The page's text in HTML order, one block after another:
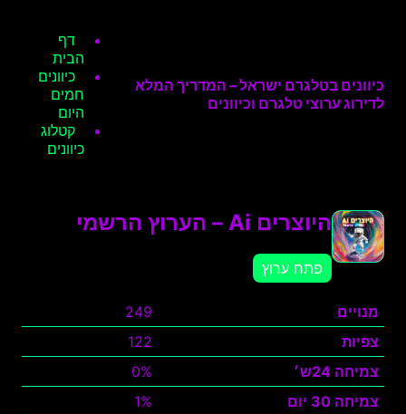
כיוונים בטלגרם ישראל – המדריך המלא
לדירוג ערוצי טלגרם וכיוונים
דף
הבית
כיוונים
חמים
היום
קטלוג
כיוונים
היוצרים Ai – הערוץ הרשמי
פתח ערוץ
מנויים
249
צפיות
122
צמיחה 24ש׳
0%
צמיחה 30 יום
1%